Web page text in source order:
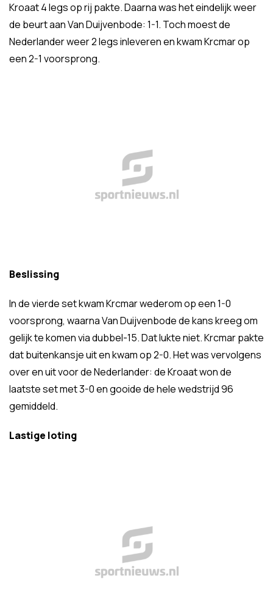
Kroaat 4 legs op rij pakte. Daarna was het eindelijk weer
de beurt aan Van Duijvenbode: 1-1. Toch moest de
Nederlander weer 2 legs inleveren en kwam Krcmar op
een 2-1 voorsprong.
Beslissing
In de vierde set kwam Krcmar wederom op een 1-0
voorsprong, waarna Van Duijvenbode de kans kreeg om
gelijk te komen via dubbel-15. Dat lukte niet. Krcmar pakte
dat buitenkansje uit en kwam op 2-0. Het was vervolgens
over en uit voor de Nederlander: de Kroaat won de
laatste set met 3-0 en gooide de hele wedstrijd 96
gemiddeld.
Lastige loting